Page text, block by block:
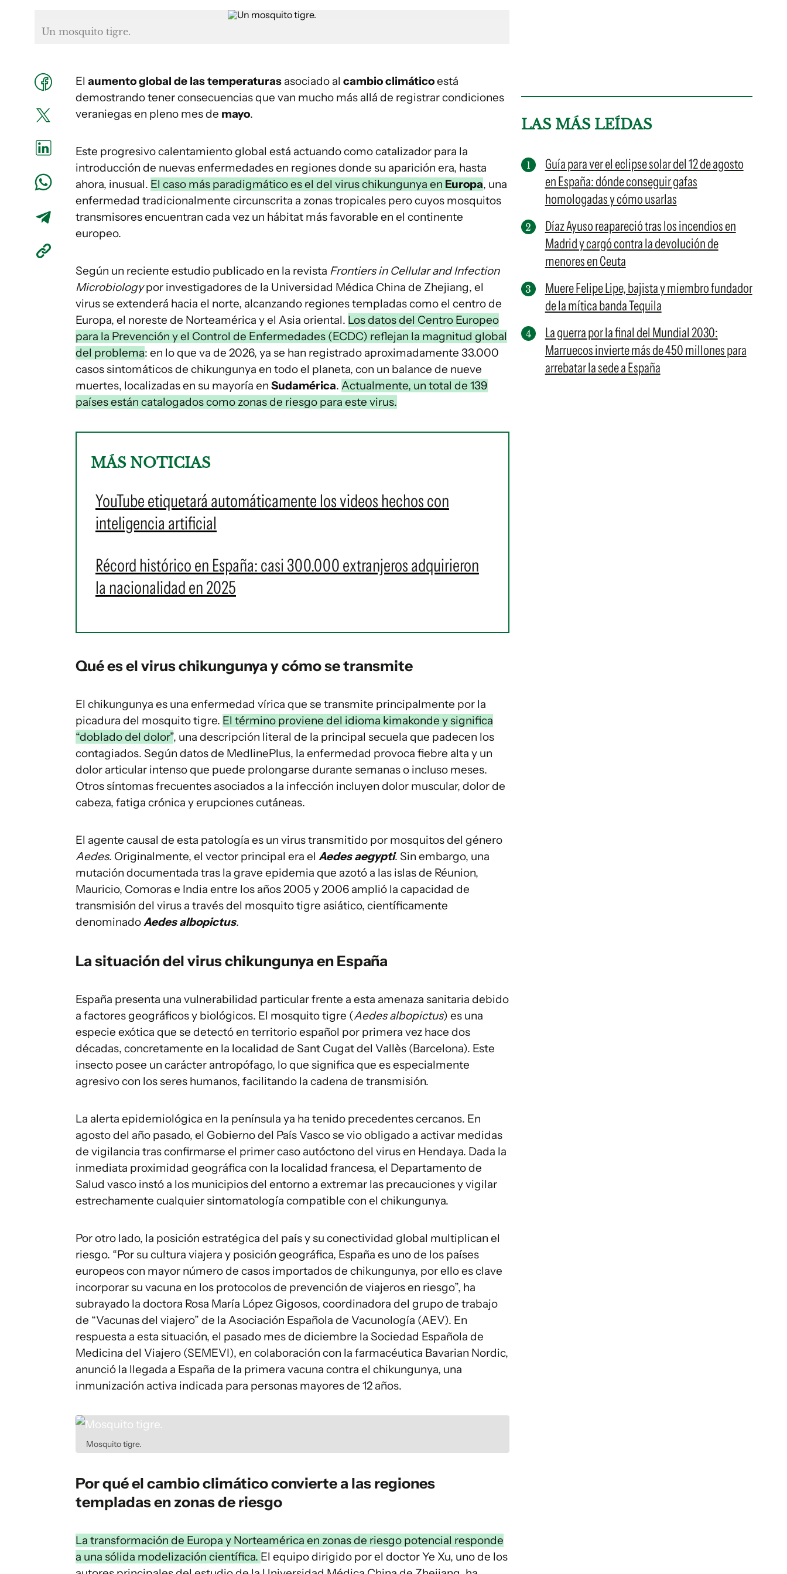
Un mosquito tigre.
El aumento global de las temperaturas asociado al cambio climáticoestá
demostrando tener consecuencias que van mucho más allá de registrar condiciones
veraniegas en pleno mes de mayo.
Este progresivo calentamiento global está actuando como catalizador para la
introducción de nuevas enfermedades en regiones donde su aparición era, hasta
ahora, inusual. El caso más paradigmático es el del virus chikungunya en Europa, una
enfermedad tradicionalmente circunscrita a zonas tropicales pero cuyos mosquitos
transmisores encuentran cada vez un hábitat más favorable en el continente
europeo.
Según un reciente estudio publicado en la revista Frontiers in Cellular and Infection
Microbiologypor investigadores de la Universidad Médica China de Zhejiang, el
virus se extenderá hacia el norte, alcanzando regiones templadas como el centro de
Europa, el noreste de Norteamérica y el Asia oriental. Los datos del Centro Europeo
para la Prevención y el Control de Enfermedades (ECDC) reflejan la magnitud global
del problema: en lo que va de 2026, ya se han registrado aproximadamente 33.000
casos sintomáticos de chikungunya en todo el planeta, con un balance de nueve
muertes, localizadas en su mayoría en Sudamérica. Actualmente, un total de 139
países están catalogados como zonas de riesgo para este virus.
MÁS NOTICIAS
YouTube etiquetará automáticamente los videos hechos con
inteligencia artificial
Récord histórico en España: casi 300.000 extranjeros adquirieron
la nacionalidad en 2025
Qué es el virus chikungunya y cómo se transmite
El chikungunya es una enfermedad vírica que se transmite principalmente por la
picadura del mosquito tigre. El término proviene del idioma kimakonde y significa
“doblado del dolor”, una descripción literal de la principal secuela que padecen los
contagiados. Según datos de MedlinePlus, la enfermedad provoca fiebre alta y un
dolor articular intenso que puede prolongarse durante semanas o incluso meses.
Otros síntomas frecuentes asociados a la infección incluyen dolor muscular, dolor de
cabeza, fatiga crónica y erupciones cutáneas.
El agente causal de esta patología es un virus transmitido por mosquitos del género
Aedes. Originalmente, el vector principal era el Aedes aegypti. Sin embargo, una
mutación documentada tras la grave epidemia que azotó a las islas de Réunion,
Mauricio, Comoras e India entre los años 2005 y 2006 amplió la capacidad de
transmisión del virus a través del mosquito tigre asiático, científicamente
denominadoAedes albopictus.
La situación del virus chikungunya en España
España presenta una vulnerabilidad particular frente a esta amenaza sanitaria debido
a factores geográficos y biológicos. El mosquito tigre (Aedes albopictus) es una
especie exótica que se detectó en territorio español por primera vez hace dos
décadas, concretamente en la localidad de Sant Cugat del Vallès (Barcelona). Este
insecto posee un carácter antropófago, lo que significa que es especialmente
agresivo con los seres humanos, facilitando la cadena de transmisión.
La alerta epidemiológica en la península ya ha tenido precedentes cercanos. En
agosto del año pasado, el Gobierno del País Vasco se vio obligado a activar medidas
de vigilancia tras confirmarse el primer caso autóctono del virus en Hendaya. Dada la
inmediata proximidad geográfica con la localidad francesa, el Departamento de
Salud vasco instó a los municipios del entorno a extremar las precauciones y vigilar
estrechamente cualquier sintomatología compatible con el chikungunya.
Por otro lado, la posición estratégica del país y su conectividad global multiplican el
riesgo. “Por su cultura viajera y posición geográfica, España es uno de los países
europeos con mayor número de casos importados de chikungunya, por ello es clave
incorporar su vacuna en los protocolos de prevención de viajeros en riesgo”, ha
subrayado la doctora Rosa María López Gigosos, coordinadora del grupo de trabajo
de “Vacunas del viajero” de la Asociación Española de Vacunología (AEV). En
respuesta a esta situación, el pasado mes de diciembre la Sociedad Española de
Medicina del Viajero (SEMEVI), en colaboración con la farmacéutica Bavarian Nordic,
anunció la llegada a España de la primera vacuna contra el chikungunya, una
inmunización activa indicada para personas mayores de 12 años.
Mosquito tigre.
Por qué el cambio climático convierte a las regiones
templadas en zonas de riesgo
La transformación de Europa y Norteamérica en zonas de riesgo potencial responde
a una sólida modelización científica. El equipo dirigido por el doctor Ye Xu, uno de los
LAS MÁS LEÍDAS
Guía para ver el eclipse solar del 12 de agosto
en España: dónde conseguir gafas
homologadas y cómo usarlas
Díaz Ayuso reapareció tras los incendios en
Madrid y cargó contra la devolución de
menores en Ceuta
Muere Felipe Lipe, bajista y miembro fundador
de la mítica banda Tequila
La guerra por la final del Mundial 2030:
Marruecos invierte más de 450 millones para
arrebatar la sede a España